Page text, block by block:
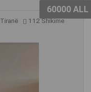
Tiranë
112 Shikime
60000 ALL